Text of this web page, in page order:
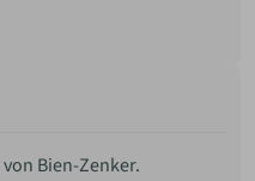
Bien-Zenker.